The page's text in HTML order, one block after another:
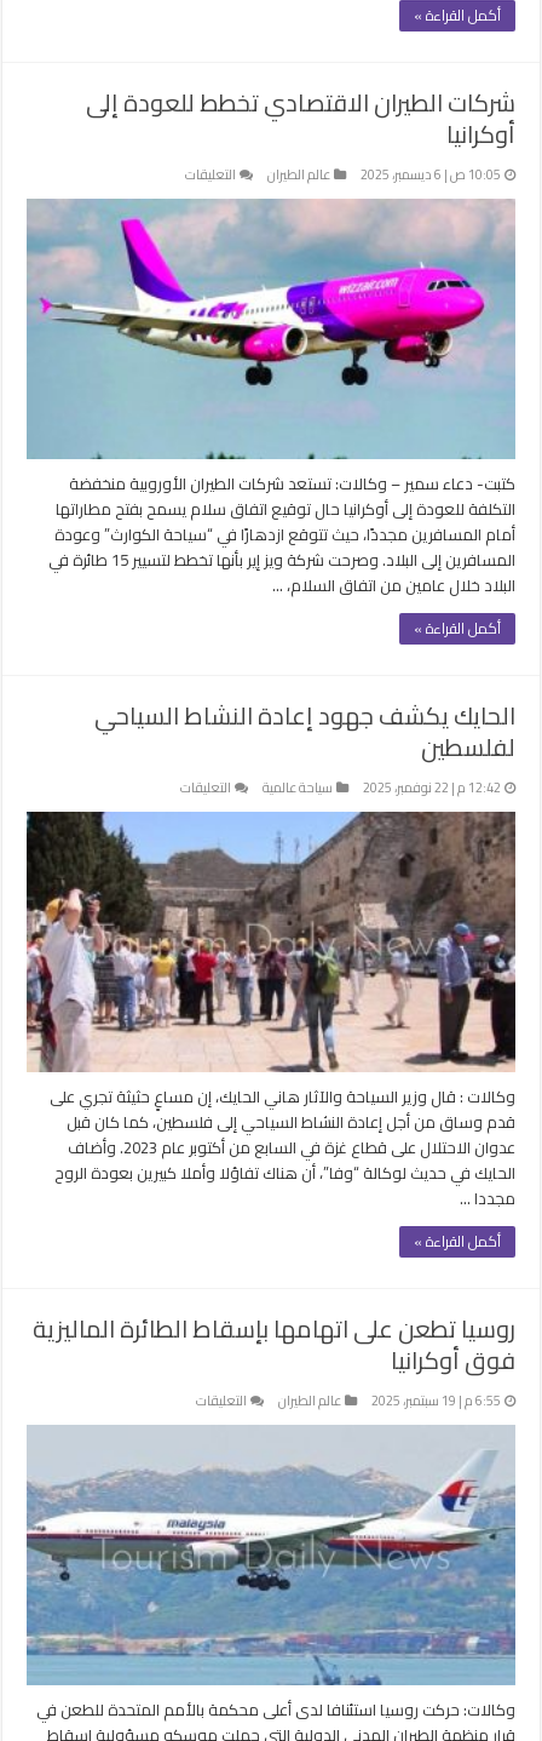
أكمل القراءة »
شركات الطيران الاقتصادي تخطط للعودة إلى
أوكرانيا
10:05 ص | 6 ديسمبر، 2025 عالم الطيران التعليقات
شركات
الطيران
الاقتصادي
تخطط
للعودة
إلى
أوكرانيا
كتبت- دعاء سمير – وكالات: تستعد شركات الطيران الأوروبية منخفضة
التكلفة للعودة إلى أوكرانيا حال توقيع اتفاق سلام يسمح بفتح مطاراتها
أمام المسافرين مجددًا، حيث تتوقع ازدهارًا في “سياحة الكوارث” وعودة
المسافرين إلى البلاد. وصرحت شركة ويز إير بأنها تخطط لتسيير 15 طائرة في
البلاد خلال عامين من اتفاق السلام، …
أكمل القراءة »
الحايك يكشف جهود إعادة النشاط السياحي
لفلسطين
12:42 م | 22 نوفمبر، 2025 سياحة عالمية التعليقات
الحايك
جهود
إعادة
النشاط
السياحي
لفلسطين
مغلقة
وكالات : قال وزير السياحة والآثار هاني الحايك، إن مساعٍ حثيثة تجري على
قدم وساق من أجل إعادة النشاط السياحي إلى فلسطين، كما كان قبل
عدوان الاحتلال على قطاع غزة في السابع من أكتوبر عام 2023. وأضاف
الحايك في حديث لوكالة “وفا”، أن هناك تفاؤلا وأملا كبيرين بعودة الروح
مجددا …
أكمل القراءة »
روسيا تطعن على اتهامها بإسقاط الطائرة الماليزية
فوق أوكرانيا
6:55 م | 19 سبتمبر، 2025 عالم الطيران التعليقات
روسيا
على
اتهامها
بإسقاط
الطائرة
الماليزية
فوق
أوكرانيا
مغلقة
وكالات: حركت روسيا استئنافا لدى أعلى محكمة بالأمم المتحدة للطعن في
قرار منظمة الطيران المدني الدولية التي حملت موسكو مسؤولية إسقاط